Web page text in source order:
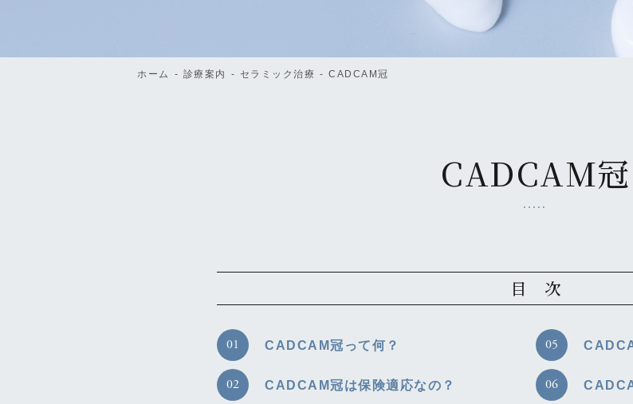
ホーム 診療案内 セラミック治療 CADCAM冠
CADCAM冠
目 次
CADCAM冠って何？
CADCAM冠は保険適応なの？